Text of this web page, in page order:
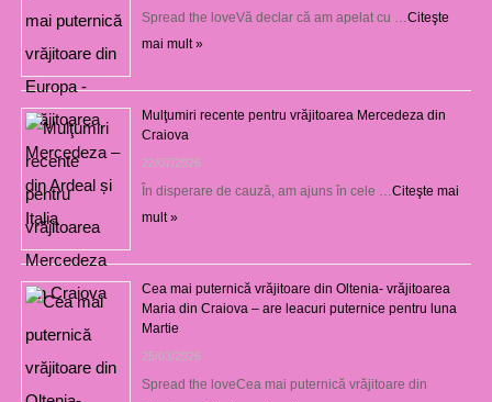
Spread the loveVă declar că am apelat cu …Citeşte
mai mult »
Mulţumiri recente pentru vrăjitoarea Mercedeza din
Craiova
22/07/2026
În disperare de cauză, am ajuns în cele …Citeşte mai
mult »
Cea mai puternică vrăjitoare din Oltenia- vrăjitoarea
Maria din Craiova – are leacuri puternice pentru luna
Martie
25/03/2026
Spread the loveCea mai puternică vrăjitoare din